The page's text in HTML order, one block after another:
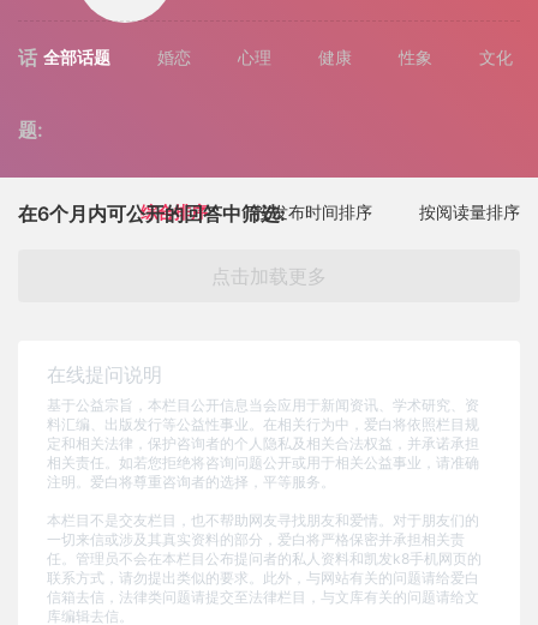
话
题:
全部话题 婚恋 心理 健康 性象 文化
综合排序 按发布时间排序 按阅读量排序
在6个月内可公开的回答中筛选:
点击加载更多
在线提问说明
基于公益宗旨，本栏目公开信息当会应用于新闻资讯、学术研究、资
料汇编、出版发行等公益性事业。在相关行为中，爱白将依照栏目规
定和相关法律，保护咨询者的个人隐私及相关合法权益，并承诺承担
相关责任。如若您拒绝将咨询问题公开或用于相关公益事业，请准确
注明。爱白将尊重咨询者的选择，平等服务。
本栏目不是交友栏目，也不帮助网友寻找朋友和爱情。对于朋友们的
一切来信或涉及其真实资料的部分，爱白将严格保密并承担相关责
任。管理员不会在本栏目公布提问者的私人资料和凯发k8手机网页的
联系方式，请勿提出类似的要求。此外，与网站有关的问题请给爱白
信箱去信，法律类问题请提交至法律栏目，与文库有关的问题请给文
库编辑去信。